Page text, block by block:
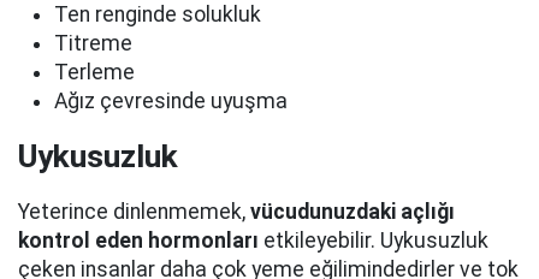
Ten renginde solukluk
Titreme
Terleme
Ağız çevresinde uyuşma
Uykusuzluk
Yeterince dinlenmemek, vücudunuzdaki açlığı
kontrol eden hormonları etkileyebilir. Uykusuzluk
çeken insanlar daha çok yeme eğilimindedirler ve tok